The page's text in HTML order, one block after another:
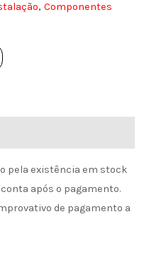
, Componentes
pela existência em stock
após o pagamento.
de pagamento a